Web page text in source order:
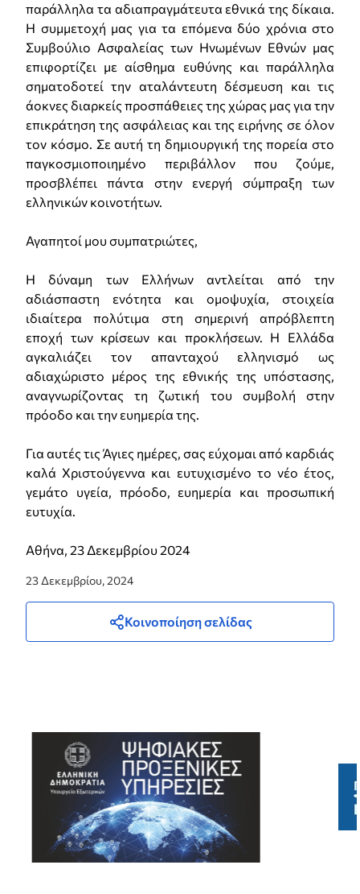
παράλληλα τα αδιαπραγμάτευτα εθνικά της δίκαια.
Η συμμετοχή μας για τα επόμενα δύο χρόνια στο
Συμβούλιο Ασφαλείας των Ηνωμένων Εθνών μας
επιφορτίζει με αίσθημα ευθύνης και παράλληλα
σηματοδοτεί την αταλάντευτη δέσμευση και τις
άοκνες διαρκείς προσπάθειες της χώρας μας για την
επικράτηση της ασφάλειας και της ειρήνης σε όλον
τον κόσμο. Σε αυτή τη δημιουργική της πορεία στο
παγκοσμιοποιημένο περιβάλλον που ζούμε,
προσβλέπει πάντα στην ενεργή σύμπραξη των
ελληνικών κοινοτήτων.
Αγαπητοί μου συμπατριώτες,
Η δύναμη των Ελλήνων αντλείται από την
αδιάσπαστη ενότητα και ομοψυχία, στοιχεία
ιδιαίτερα πολύτιμα στη σημερινή απρόβλεπτη
εποχή των κρίσεων και προκλήσεων. Η Ελλάδα
αγκαλιάζει τον απανταχού ελληνισμό ως
αδιαχώριστο μέρος της εθνικής της υπόστασης,
αναγνωρίζοντας τη ζωτική του συμβολή στην
πρόοδο και την ευημερία της.
Για αυτές τις Άγιες ημέρες, σας εύχομαι από καρδιάς
καλά Χριστούγεννα και ευτυχισμένο το νέο έτος,
γεμάτο υγεία, πρόοδο, ευημερία και προσωπική
ευτυχία.
Αθήνα, 23 Δεκεμβρίου 2024
23 Δεκεμβρίου, 2024
Κοινοποίηση σελίδας